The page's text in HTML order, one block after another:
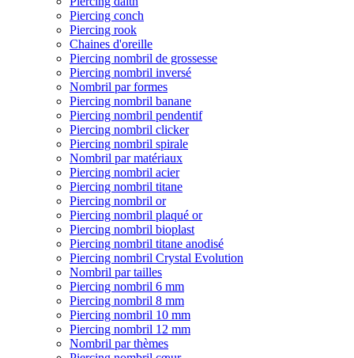
Piercing conch
Piercing rook
Chaines d'oreille
Piercing nombril de grossesse
Piercing nombril inversé
Nombril par formes
Piercing nombril banane
Piercing nombril pendentif
Piercing nombril clicker
Piercing nombril spirale
Nombril par matériaux
Piercing nombril acier
Piercing nombril titane
Piercing nombril or
Piercing nombril plaqué or
Piercing nombril bioplast
Piercing nombril titane anodisé
Piercing nombril Crystal Evolution
Nombril par tailles
Piercing nombril 6 mm
Piercing nombril 8 mm
Piercing nombril 10 mm
Piercing nombril 12 mm
Nombril par thèmes